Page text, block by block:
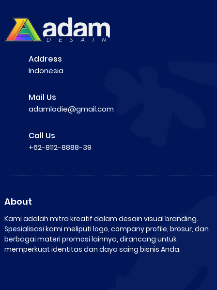
Address
Indonesia
Mail Us
adamlodie@gmail.com
Call Us
+62-8112-8888-39
About
Kami adalah mitra kreatif dalam desain visual branding.
Spesialisasi kami meliputi logo, company profile, brosur, dan
berbagai materi promosi lainnya, dirancang untuk
memperkuat identitas dan daya saing bisnis Anda.